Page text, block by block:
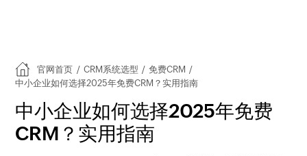
官网首页 / CRM系统选型 / 免费CRM /
中小企业如何选择2025年免费CRM？实用指南
中小企业如何选择2025年免费
CRM？实用指南